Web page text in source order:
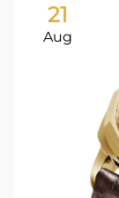
21
Aug